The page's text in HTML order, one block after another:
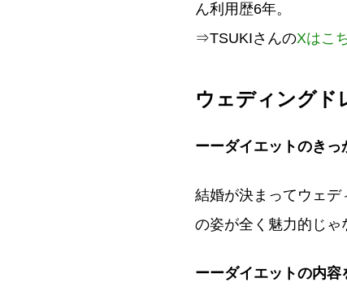
ん利用歴6年。
⇒TSUKIさんのXはこ
ウェディングド
ーーダイエットのきっ
結婚が決まってウェ
の姿が全く魅力的じゃ
ーーダイエットの内容